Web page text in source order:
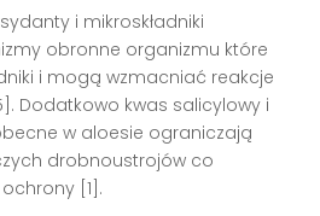
i mikroskładniki
obronne organizmu które
i mogą wzmacniać reakcje
Dodatkowo kwas salicylowy i
w aloesie ograniczają
drobnoustrojów co
[1].